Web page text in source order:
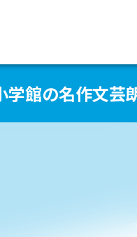
館の名作文芸